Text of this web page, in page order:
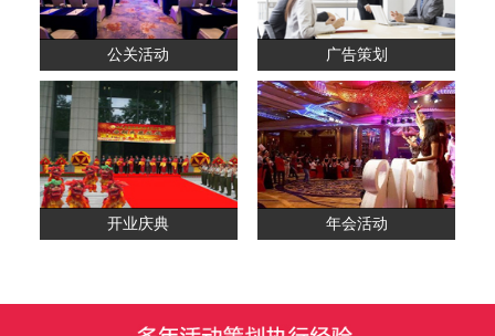
公关活动 广告策划
开业庆典 年会活动